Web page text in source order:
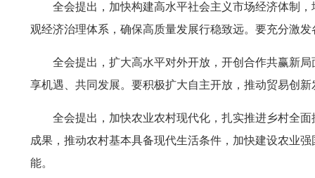
全会提出，加快构建高水平社会主义市场经济体制
观经济治理体系，确保高质量发展行稳致远。要充分激
全会提出，扩大高水平对外开放，开创合作共赢新
享机遇、共同发展。要积极扩大自主开放，推动贸易创
全会提出，加快农业农村现代化，扎实推进乡村全
成果，推动农村基本具备现代生活条件，加快建设农业
能。